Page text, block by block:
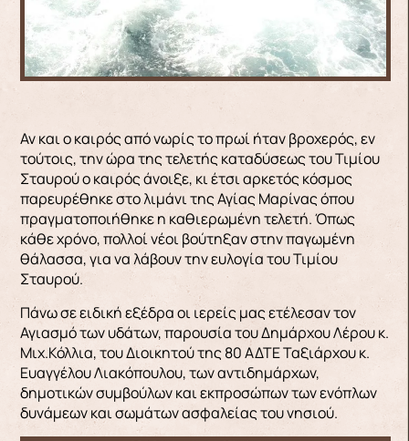
Αν και ο καιρός από νωρίς το πρωί ήταν βροχερός, εν
τούτοις, την ώρα της τελετής καταδύσεως του Τιμίου
Σταυρού ο καιρός άνοιξε, κι έτσι αρκετός κόσμος
παρευρέθηκε στο λιμάνι της Αγίας Μαρίνας όπου
πραγματοποιήθηκε η καθιερωμένη τελετή. Όπως
κάθε χρόνο, πολλοί νέοι βούτηξαν στην παγωμένη
θάλασσα, για να λάβουν την ευλογία του Τιμίου
Σταυρού.
Πάνω σε ειδική εξέδρα οι ιερείς μας ετέλεσαν τον
Αγιασμό των υδάτων, παρουσία του Δημάρχου Λέρου κ.
Μιχ.Κόλλια, του Διοικητού της 80 ΑΔΤΕ Ταξιάρχου κ.
Ευαγγέλου Λιακόπουλου, των αντιδημάρχων,
δημοτικών συμβούλων και εκπροσώπων των ενόπλων
δυνάμεων και σωμάτων ασφαλείας του νησιού.